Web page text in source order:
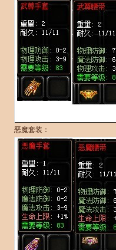
恶魔套装：